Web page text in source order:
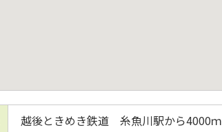
越後ときめき鉄道 糸魚川駅から4000ｍ